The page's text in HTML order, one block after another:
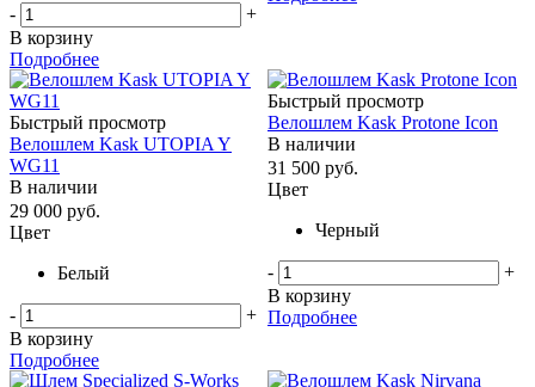
-
+
В корзину
Подробнее
Быстрый просмотр
Велошлем Kask UTOPIA Y
WG11
В наличии
29 000 руб.
Цвет
Белый
-
+
В корзину
Подробнее
Быстрый просмотр
Велошлем Kask Protone Icon
В наличии
31 500 руб.
Цвет
Черный
-
+
В корзину
Подробнее